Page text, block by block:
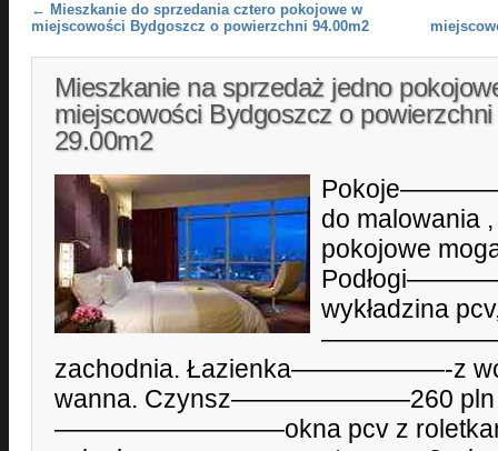
Post navigation
← Mieszkanie do sprzedania cztero pokojowe w
miejscowości Bydgoszcz o powierzchni 94.00m2
Mieszkanie na sprzedaż jedno
miejscowości Bydgoszcz o powierzchni
29.00m2
do malowania
pokojowe
wykładzina
zachodnia. Łazienka——————-z wc
wanna. Czynsz———————260 pln
—————————okna pcv z